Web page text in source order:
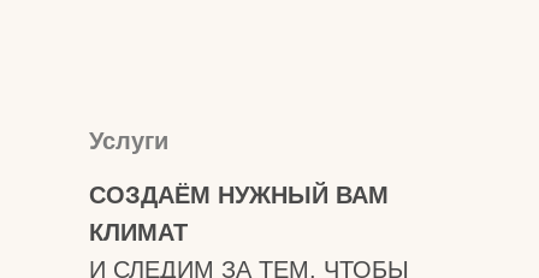
СОЗДАЁМ НУЖНЫЙ ВАМ
КЛИМАТ
И СЛЕДИМ ЗА ТЕМ, ЧТОБЫ
Услуги